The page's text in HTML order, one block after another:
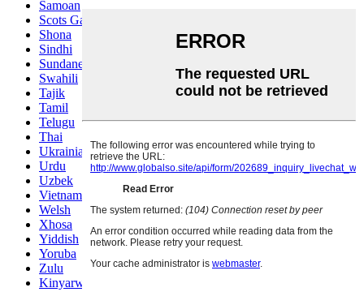
Samoan
Scots Gaelic
Shona
Sindhi
Sundanese
Swahili
Tajik
Tamil
Telugu
Thai
Ukrainian
Urdu
Uzbek
Vietnamese
Welsh
Xhosa
Yiddish
Yoruba
Zulu
Kinyarwanda